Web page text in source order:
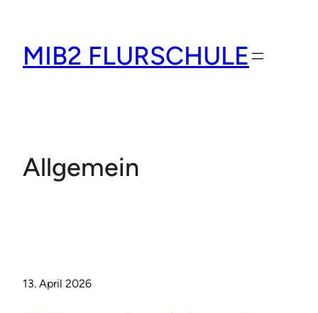
springen
MIB2 FLURSCHULE
Allgemein
13. April 2026